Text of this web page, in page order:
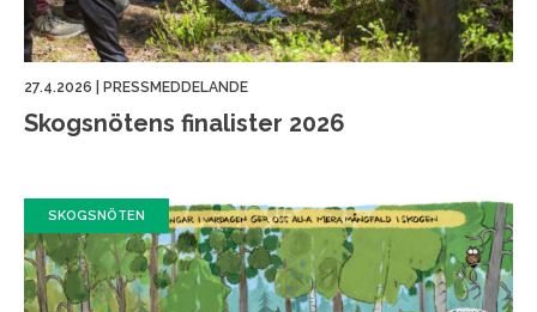
27.4.2026 PRESSMEDDELANDE
Skogsnötens finalister 2026
SKOGSNÖTEN